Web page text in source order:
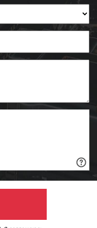
по электронной
почте России или
радио:
и проведения
направляется в
размещения
заказчик
чтобы
этом заказчику
: после окончания
в видеэфирной